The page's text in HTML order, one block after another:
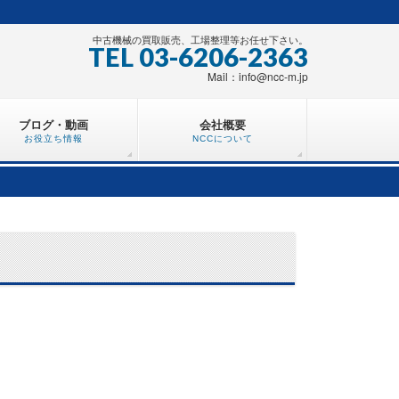
中古機械の買取販売、工場整理等お任せ下さい。
TEL 03-6206-2363
Mail：info@ncc-m.jp
ブログ・動画
お役立ち情報
会社概要
NCCについて